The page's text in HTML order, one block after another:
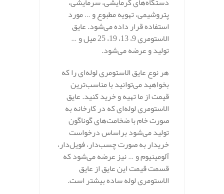
پتروشیمی، تهویه مطبوع و … مورد
استفاده قرار داده می‌شود. عایق
الاستومری 9، 13، 19، 25 میل و …
تولید و عرضه می‌شود.
هر نوع عایق الاستومری لوله‌ای را که
بخواهید می‌توانید با مناسب‌ترین
قیمت از ما تهیه و خرید کنید. عایق
الاستومری لوله‌ای که در کارخانه به
صورت خام با ضخامت‌های گوناگون
تولید می‌شود براساس درخواست
خریدار به صورت چسب‌دار، فویل‌دار،
آلومینیوم و … نیز عرضه می‌شود که
قسمت قیمت این عایق از عایق
الاستومری لوله ساده بیشتر است.